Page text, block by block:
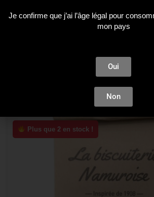
Biscuits
La Marquise
4,66€
AJOUTER AU PANIER
Plus que 2 en stock !
Je confirme que j’ai l’âge légal pour
mon pays
Oui
Non